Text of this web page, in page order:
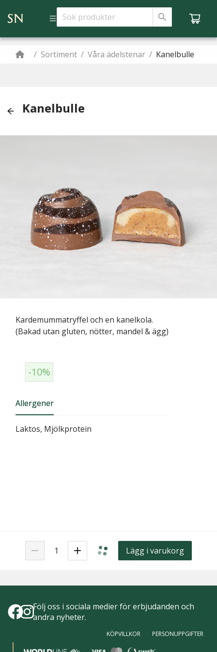
/ Sortiment / Våra ädelstenar / Kanelbulle
Kanelbulle
Kardemummatryffel och en kanelkola.
(Bakad utan gluten, nötter, mandel & ägg)
-10%
Allergener
Laktos, Mjölkprotein
Lägg i varukorg
Följ oss i sociala medier för erbjudanden och
andra nyheter.
KÖPVILLKOR PERSONUPPGIFTER